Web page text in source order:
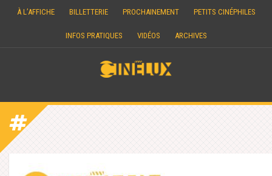
À L’AFFICHE BILLETTERIE PROCHAINEMENT PETITS CINÉPHILES
INFOS PRATIQUES VIDÉOS ARCHIVES